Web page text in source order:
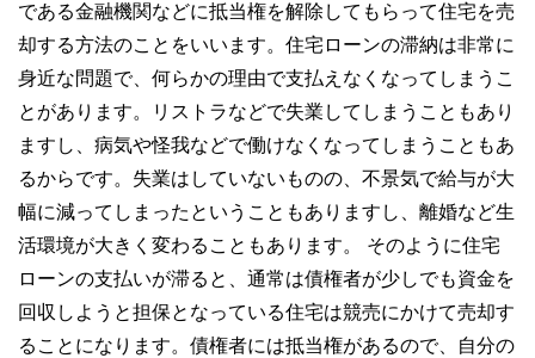
である金融機関などに抵当権を解除してもらって住宅を売
却する方法のことをいいます。住宅ローンの滞納は非常に
身近な問題で、何らかの理由で支払えなくなってしまうこ
とがあります。リストラなどで失業してしまうこともあり
ますし、病気や怪我などで働けなくなってしまうこともあ
るからです。失業はしていないものの、不景気で給与が大
幅に減ってしまったということもありますし、離婚など生
活環境が大きく変わることもあります。 そのように住宅
ローンの支払いが滞ると、通常は債権者が少しでも資金を
回収しようと担保となっている住宅は競売にかけて売却す
ることになります。債権者には抵当権があるので、自分の